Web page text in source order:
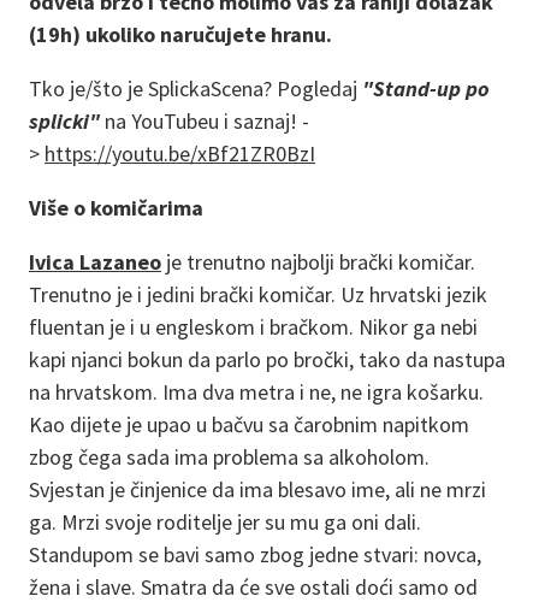
(19h) ukoliko naručujete hranu.
Tko je/što je SplickaScena? Pogledaj "Stand-up po
splicki"na YouTubeu i saznaj! -
> https://youtu.be/xBf21ZR0BzI
Više o komičarima
Ivica Lazaneo je trenutno najbolji brački komičar.
Trenutno je i jedini brački komičar. Uz hrvatski jezik
fluentan je i u engleskom i bračkom. Nikor ga nebi
kapi njanci bokun da parlo po bročki, tako da nastupa
na hrvatskom. Ima dva metra i ne, ne igra košarku.
Kao dijete je upao u bačvu sa čarobnim napitkom
zbog čega sada ima problema sa alkoholom.
Svjestan je činjenice da ima blesavo ime, ali ne mrzi
ga. Mrzi svoje roditelje jer su mu ga oni dali.
Standupom se bavi samo zbog jedne stvari: novca,
žena i slave. Smatra da će sve ostali doći samo od